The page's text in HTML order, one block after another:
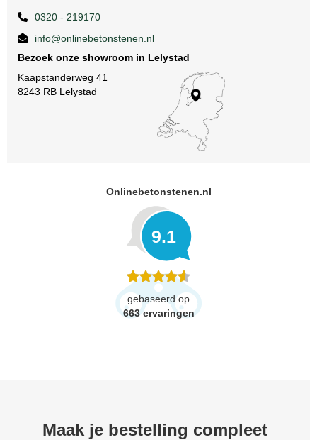
0320 - 219170
info@onlinebetonstenen.nl
Bezoek onze showroom in Lelystad
Kaapstanderweg 41
8243 RB Lelystad
Onlinebetonstenen.nl
9.1
gebaseerd op
663 ervaringen
Maak je bestelling compleet